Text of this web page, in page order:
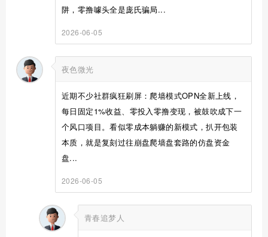
阱，零撸噱头全是庞氏骗局...
2026-06-05
夜色微光
近期不少社群疯狂刷屏：爬墙模式OPN全新上线，
每日固定1%收益、零投入零撸变现，被鼓吹成下一
个风口项目。看似零成本躺赚的新模式，扒开包装
本质，就是复刻过往崩盘爬墙盘套路的仿盘资金
盘...
2026-06-05
青春追梦人